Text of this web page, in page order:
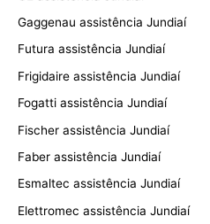
Gaggenau assistência Jundiaí
Futura assistência Jundiaí
Frigidaire assistência Jundiaí
Fogatti assistência Jundiaí
Fischer assistência Jundiaí
Faber assistência Jundiaí
Esmaltec assistência Jundiaí
Elettromec assistência Jundiaí